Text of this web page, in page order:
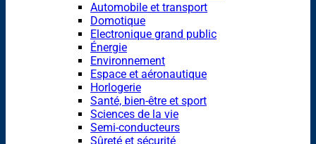
Automobile et transport
Domotique
Electronique grand public
Énergie
Environnement
Espace et aéronautique
Horlogerie
Santé, bien-être et sport
Sciences de la vie
Semi-conducteurs
Sûreté et sécurité